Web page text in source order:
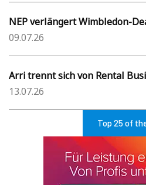
NEP verlängert Wimbledon-
09.07.26
Arri trennt sich von Rental
13.07.26
Top 25 of